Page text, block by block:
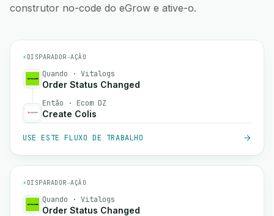
construtor no-code do eGrow e ative-o.
⚡ DISPARADOR→AÇÃO
Quando · Vitalogs
Order Status Changed
Então · Ecom DZ
Create Colis
USE ESTE FLUXO DE TRABALHO
⚡ DISPARADOR→AÇÃO
Quando · Vitalogs
Order Status Changed